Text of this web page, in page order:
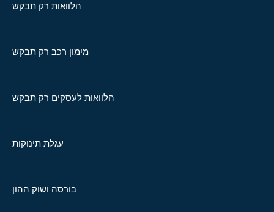
הלוואות רק תבקש
מימון רכב רק תבקש
הלוואות לעסקים רק תבקש
עגלת תינוקות
בורסה ושוק ההון